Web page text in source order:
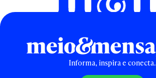
Informa, inspira e conecta.